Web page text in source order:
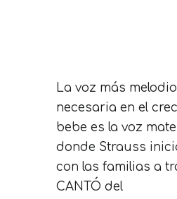
La voz más
necesaria en el
bebe es la voz
donde Strauss
con las familias a
CANTÓ del